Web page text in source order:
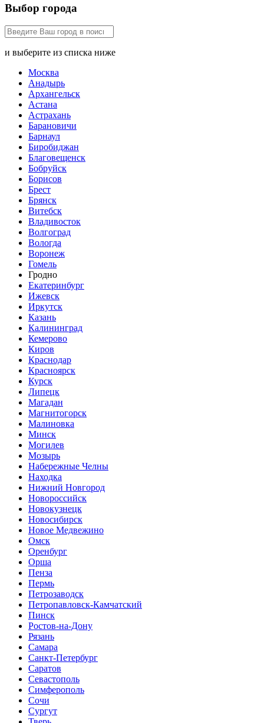
Выбор города
и выберите из списка ниже
Москва
Анадырь
Архангельск
Астана
Астрахань
Барановичи
Барнаул
Биробиджан
Благовещенск
Бобруйск
Борисов
Брест
Брянск
Витебск
Владивосток
Волгоград
Вологда
Воронеж
Гомель
Гродно
Екатеринбург
Ижевск
Иркутск
Казань
Калининград
Кемерово
Киров
Краснодар
Красноярск
Курск
Липецк
Магадан
Магнитогорск
Малиновка
Минск
Могилев
Мозырь
Набережные Челны
Находка
Нижний Новгород
Новороссийск
Новокузнецк
Новосибирск
Новое Медвежино
Омск
Оренбург
Орша
Пенза
Пермь
Петрозаводск
Петропавловск-Камчатский
Пинск
Ростов-на-Дону
Рязань
Самара
Санкт-Петербург
Саратов
Севастополь
Симферополь
Сочи
Сургут